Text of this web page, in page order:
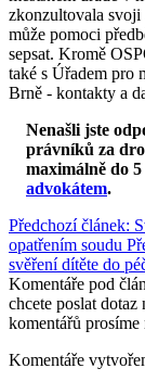
zkonzultovala svoji
může pomoci
sepsat. Kromě
také s Úřadem pro
Brně - kontakty a
Nenašli jste
právníků za
maximálně do
advokátem.
Předchozí článek:
opatřením soudu
svěření dítěte do
Komentáře pod
chcete poslat
komentářů
Komentáře